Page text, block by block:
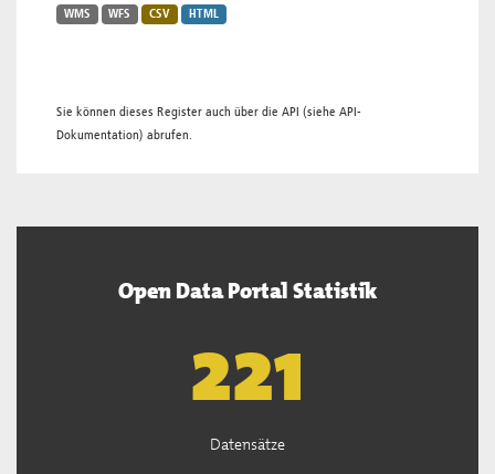
WMS WFS CSV HTML
Sie können dieses Register auch über die API (siehe API-
Dokumentation) abrufen.
Open Data Portal Statistik
222
Datensätze